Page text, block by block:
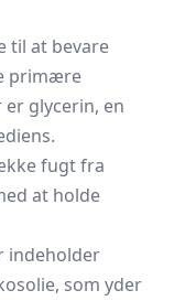
til at bevare
primære
glycerin, en
fugt fra
at holde
indeholder
som yder